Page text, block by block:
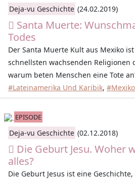
Deja-vu Geschichte (24.02.2019)
Santa Muerte:
Todes
Der Santa Muerte Kult aus Mexiko
schnellsten wachsenden Religionen
warum beten Menschen eine Tote
#Lateinamerika Und Karibik, #Mexiko
EPISODE
Deja-vu Geschichte (02.12.2018)
Die Geburt Jesu. Woher
alles?
Die Geburt Jesus ist eine